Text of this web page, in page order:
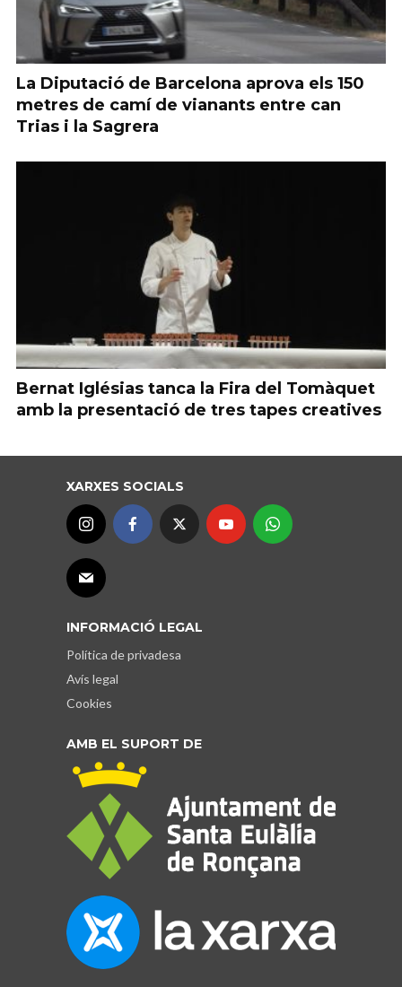
La Diputació de Barcelona aprova els 150
metres de camí de vianants entre can
Trias i la Sagrera
Bernat Iglésias tanca la Fira del Tomàquet
amb la presentació de tres tapes creatives
XARXES SOCIALS
INFORMACIÓ LEGAL
Política de privadesa
Avís legal
Cookies
AMB EL SUPORT DE